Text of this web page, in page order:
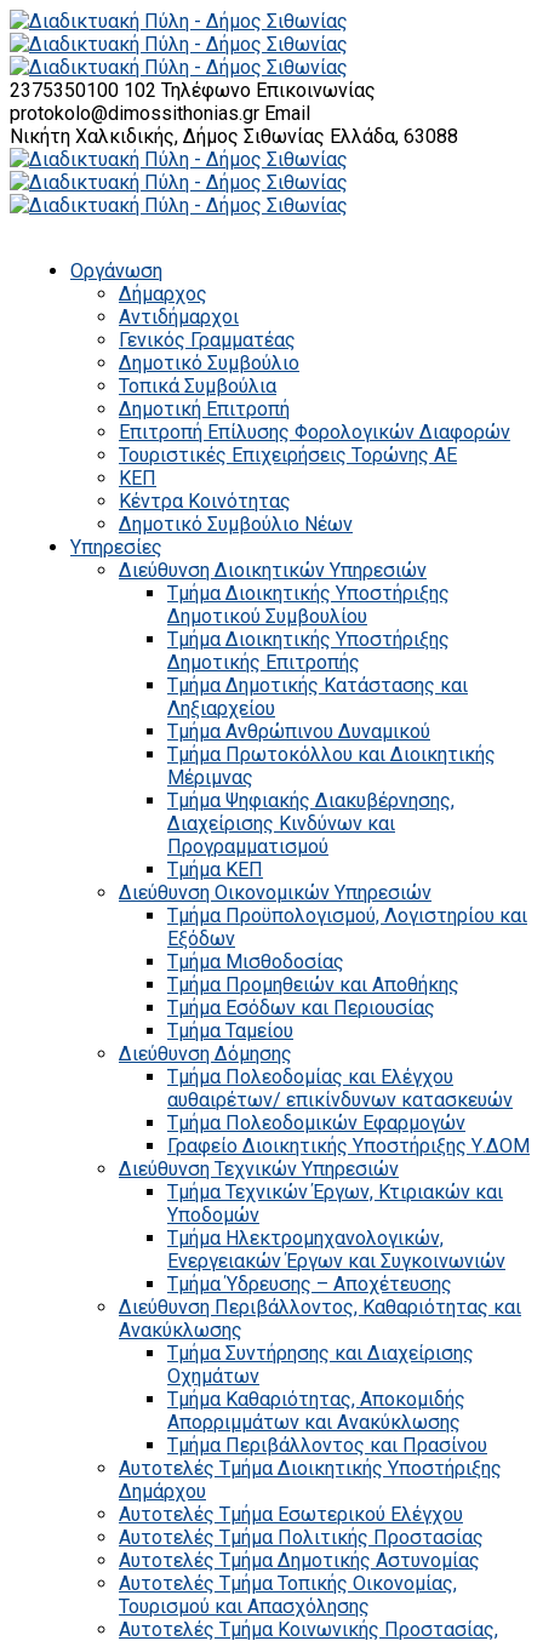
2375350100 102 Τηλέφωνο Επικοινωνίας
protokolo@dimossithonias.gr Email
Νικήτη Χαλκιδικής, Δήμος Σιθωνίας Ελλάδα, 63088
Οργάνωση
Δήμαρχος
Αντιδήμαρχοι
Γενικός Γραμματέας
Δημοτικό Συμβούλιο
Τοπικά Συμβούλια
Δημοτική Επιτροπή
Επιτροπή Επίλυσης Φορολογικών Διαφορών
Τουριστικές Επιχειρήσεις Τορώνης ΑΕ
ΚΕΠ
Κέντρα Κοινότητας
Δημοτικό Συμβούλιο Νέων
Υπηρεσίες
Διεύθυνση Διοικητικών Υπηρεσιών
Τμήμα Διοικητικής Υποστήριξης
Δημοτικού Συμβουλίου
Τμήμα Διοικητικής Υποστήριξης
Δημοτικής Επιτροπής
Τμήμα Δημοτικής Κατάστασης και
Ληξιαρχείου
Τμήμα Ανθρώπινου Δυναμικού
Τμήμα Πρωτοκόλλου και Διοικητικής
Μέριμνας
Τμήμα Ψηφιακής Διακυβέρνησης,
Διαχείρισης Κινδύνων και
Προγραμματισμού
Τμήμα ΚΕΠ
Διεύθυνση Οικονομικών Υπηρεσιών
Τμήμα Προϋπολογισμού, Λογιστηρίου και
Εξόδων
Τμήμα Μισθοδοσίας
Τμήμα Προμηθειών και Αποθήκης
Τμήμα Εσόδων και Περιουσίας
Τμήμα Ταμείου
Διεύθυνση Δόμησης
Τμήμα Πολεοδομίας και Ελέγχου
αυθαιρέτων/ επικίνδυνων κατασκευών
Τμήμα Πολεοδομικών Εφαρμογών
Γραφείο Διοικητικής Υποστήριξης Υ.ΔΟΜ
Διεύθυνση Τεχνικών Υπηρεσιών
Τμήμα Τεχνικών Έργων, Κτιριακών και
Υποδομών
Τμήμα Ηλεκτρομηχανολογικών,
Ενεργειακών Έργων και Συγκοινωνιών
Τμήμα Ύδρευσης – Αποχέτευσης
Διεύθυνση Περιβάλλοντος, Καθαριότητας και
Ανακύκλωσης
Τμήμα Συντήρησης και Διαχείρισης
Οχημάτων
Τμήμα Καθαριότητας, Αποκομιδής
Απορριμμάτων και Ανακύκλωσης
Τμήμα Περιβάλλοντος και Πρασίνου
Αυτοτελές Τμήμα Διοικητικής Υποστήριξης
Δημάρχου
Αυτοτελές Τμήμα Εσωτερικού Ελέγχου
Αυτοτελές Τμήμα Πολιτικής Προστασίας
Αυτοτελές Τμήμα Δημοτικής Αστυνομίας
Αυτοτελές Τμήμα Τοπικής Οικονομίας,
Τουρισμού και Απασχόλησης
Αυτοτελές Τμήμα Κοινωνικής Προστασίας,